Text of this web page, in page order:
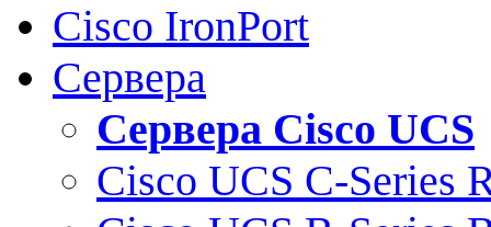
Cisco IronPort
Сервера
Сервера Cisco UCS
Cisco UCS C-Series